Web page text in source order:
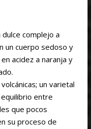
complejo a
un cuerpo sedoso y
acidez a naranja y
un varietal
entre
que pocos
su proceso de